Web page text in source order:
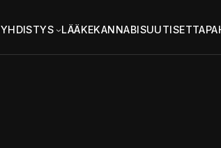
YHDISTYS LÄÄKEKANNABISUUTISET